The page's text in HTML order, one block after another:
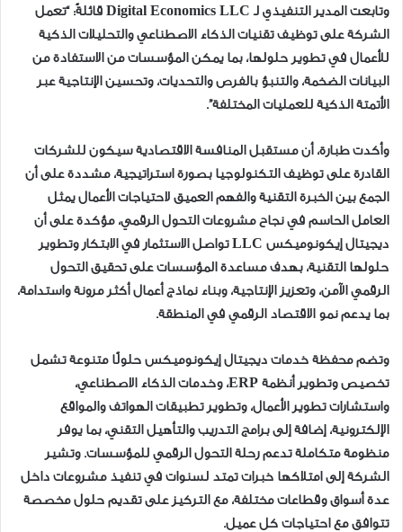
وتابعت المدير التنفيذي لـ Digital Economics LLC قائلةً: “تعمل
الشركة على توظيف تقنيات الذكاء الاصطناعي والتحليلات الذكية
للأعمال في تطوير حلولها، بما يمكن المؤسسات من الاستفادة من
البيانات الضخمة، والتنبؤ بالفرص والتحديات، وتحسين الإنتاجية عبر
الأتمتة الذكية للعمليات المختلفة”.
وأكدت طبارة، أن مستقبل المنافسة الاقتصادية سيكون للشركات
القادرة على توظيف التكنولوجيا بصورة استراتيجية، مشددة على أن
الجمع بين الخبرة التقنية والفهم العميق لاحتياجات الأعمال يمثل
العامل الحاسم في نجاح مشروعات التحول الرقمي، مؤكدة على أن
ديجيتال إيكونوميكس LLC تواصل الاستثمار في الابتكار وتطوير
حلولها التقنية، بهدف مساعدة المؤسسات على تحقيق التحول
الرقمي الآمن، وتعزيز الإنتاجية، وبناء نماذج أعمال أكثر مرونة واستدامة،
بما يدعم نمو الاقتصاد الرقمي في المنطقة.
وتضم محفظة خدمات ديجيتال إيكونوميكس حلولًا متنوعة تشمل
تخصيص وتطوير أنظمة ERP، وخدمات الذكاء الاصطناعي،
واستشارات تطوير الأعمال، وتطوير تطبيقات الهواتف والمواقع
الإلكترونية، إضافة إلى برامج التدريب والتأهيل التقني، بما يوفر
منظومة متكاملة تدعم رحلة التحول الرقمي للمؤسسات. وتشير
الشركة إلى امتلاكها خبرات تمتد لسنوات في تنفيذ مشروعات داخل
عدة أسواق وقطاعات مختلفة، مع التركيز على تقديم حلول مخصصة
تتوافق مع احتياجات كل عميل.